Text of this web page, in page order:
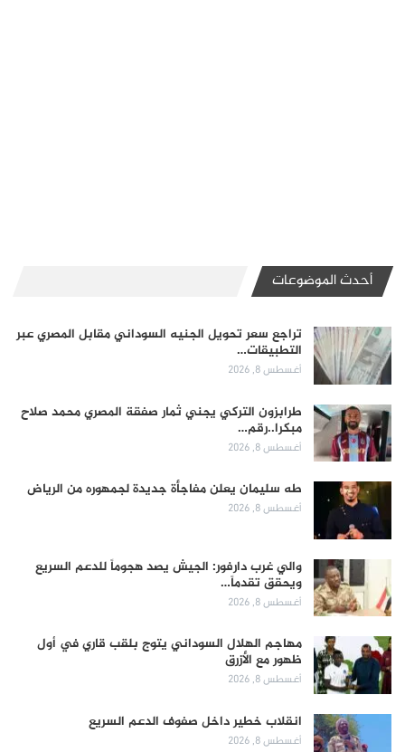
أحدث الموضوعات
تراجع سعر تحويل الجنيه السوداني مقابل المصري عبر
التطبيقات…
أغسطس 8, 2026
طرابزون التركي يجني ثمار صفقة المصري محمد صلاح
مبكرا..رقم…
أغسطس 8, 2026
طه سليمان يعلن مفاجأة جديدة لجمهوره من الرياض
أغسطس 8, 2026
والي غرب دارفور: الجيش يصد هجوماً للدعم السريع
ويحقق تقدماً…
أغسطس 8, 2026
مهاجم الهلال السوداني يتوج بلقب قاري في أول
ظهور مع الأزرق
أغسطس 8, 2026
انقلاب خطير داخل صفوف الدعم السريع
أغسطس 8, 2026